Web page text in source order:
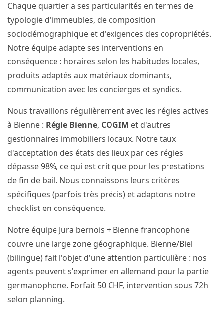
Chaque quartier a ses particularités en termes de
typologie d'immeubles, de composition
sociodémographique et d'exigences des copropriétés.
Notre équipe adapte ses interventions en
conséquence : horaires selon les habitudes locales,
produits adaptés aux matériaux dominants,
communication avec les concierges et syndics.
Nous travaillons régulièrement avec les régies actives
à Bienne : Régie Bienne, COGIM et d'autres
gestionnaires immobiliers locaux. Notre taux
d'acceptation des états des lieux par ces régies
dépasse 98%, ce qui est critique pour les prestations
de fin de bail. Nous connaissons leurs critères
spécifiques (parfois très précis) et adaptons notre
checklist en conséquence.
Notre équipe Jura bernois + Bienne francophone
couvre une large zone géographique. Bienne/Biel
(bilingue) fait l'objet d'une attention particulière : nos
agents peuvent s'exprimer en allemand pour la partie
germanophone. Forfait 50 CHF, intervention sous 72h
selon planning.